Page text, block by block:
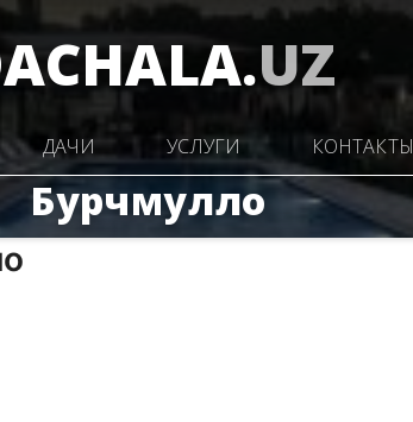
UZ
ДАЧИ УСЛУГИ КОНТАКТЫ
Бурчмулло